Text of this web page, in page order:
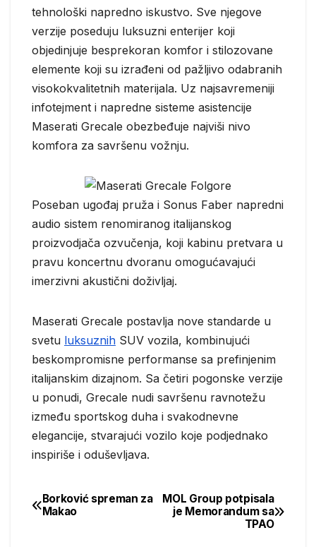
tehnološki napredno iskustvo. Sve njegove
verzije poseduju luksuzni enterijer koji
objedinjuje besprekoran komfor i stilozovane
elemente koji su izrađeni od pažljivo odabranih
visokokvalitetnih materijala. Uz najsavremeniji
infotejment i napredne sisteme asistencije
Maserati Grecale obezbeđuje najviši nivo
komfora za savršenu vožnju.
Poseban ugođaj pruža i Sonus Faber napredni
audio sistem renomiranog italijanskog
proizvodjača ozvučenja, koji kabinu pretvara u
pravu koncertnu dvoranu omogućavajući
imerzivni akustični doživljaj.
Maserati Grecale postavlja nove standarde u
svetu luksuznih SUV vozila, kombinujući
beskompromisne performanse sa prefinjenim
italijanskim dizajnom. Sa četiri pogonske verzije
u ponudi, Grecale nudi savršenu ravnotežu
između sportskog duha i svakodnevne
elegancije, stvarajući vozilo koje podjednako
inspiriše i oduševljava.
Post
MOL Group potpisala
je Memorandum sa
TPAO
Borković spreman za
Makao